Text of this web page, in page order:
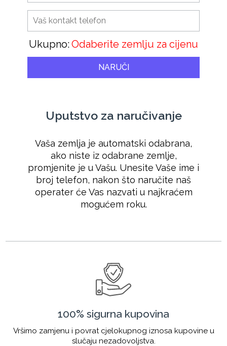
Ukupno:Odaberite zemlju za cijenu
NARUČI
Uputstvo za naručivanje
Vaša zemlja je automatski odabrana,
ako niste iz odabrane zemlje,
promjenite je u Vašu. Unesite Vaše ime i
broj telefon, nakon što naručite naš
operater će Vas nazvati u najkraćem
mogućem roku.
100% sigurna kupovina
Vršimo zamjenu i povrat cjelokupnog iznosa kupovine u
slučaju nezadovoljstva.